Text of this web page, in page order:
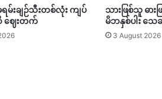
မ်းချဉ်သီးတစ်လုံး ကျပ်
ဈေးတက်
သားဖြစ်သူ ဓာ
မိဘနှစ်ပါး သေ
3 August 2026